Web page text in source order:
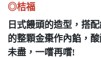
◎桔福
日式饅頭的造型，搭
的整顆金棗作內餡，
未盡，一嚐再嚐!